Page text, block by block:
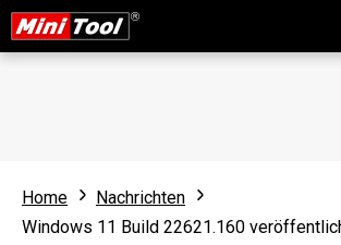
Home
Nachrichten
Windows 11 Build 22621.160